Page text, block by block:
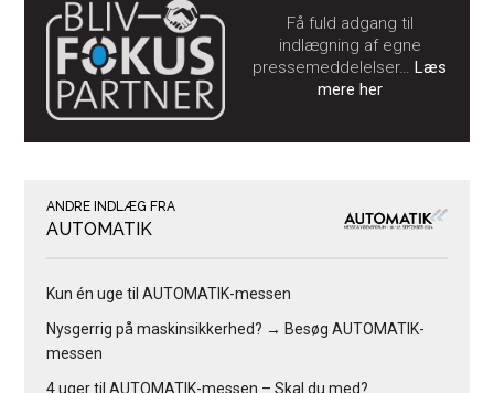
Få fuld adgang til
indlægning af egne
pressemeddelelser…Læs
mere her
ANDRE INDLÆG FRA
AUTOMATIK
Kun én uge til AUTOMATIK-messen
Nysgerrig på maskinsikkerhed? → Besøg AUTOMATIK-
messen
4 uger til AUTOMATIK-messen – Skal du med?